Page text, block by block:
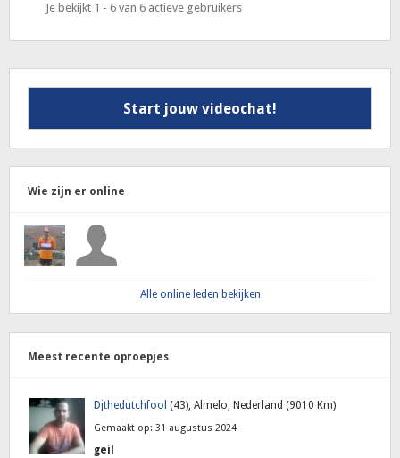
Je bekijkt 1 - 6 van 6 actieve gebruikers
Start jouw videochat!
Wie zijn er online
Alle online leden bekijken
Meest recente oproepjes
Djthedutchfool (43), Almelo, Nederland (9010 Km)
Gemaakt op: 31 augustus 2024
geil